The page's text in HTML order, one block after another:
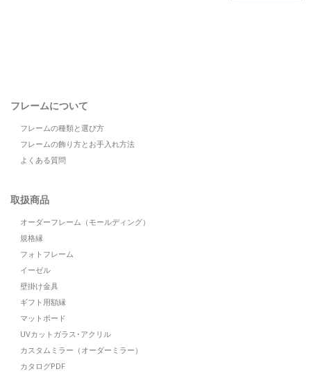
フレームについて
フレームの種類と選び方
フレームの飾り方とお手入れ方法
よくある質問
取扱商品
オーダーフレーム（モールディング）
規格縁
フォトフレーム
イーゼル
壁掛け金具
ギフト用額縁
マットボード
UVカットガラス･アクリル
カスタムミラー（オーダーミラー）
カタログPDF